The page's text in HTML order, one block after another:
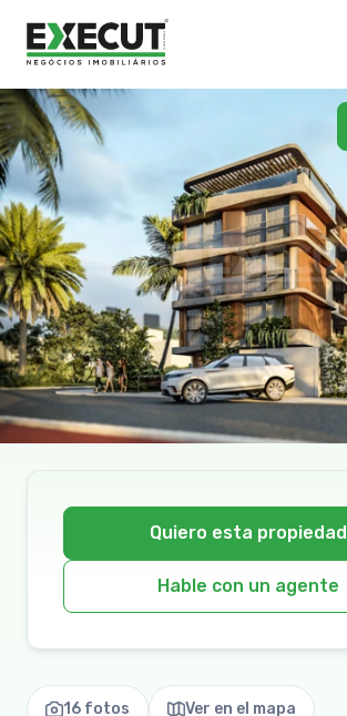
16 fotos Ver en el mapa
Quiero esta propiedad
Hable con un agente